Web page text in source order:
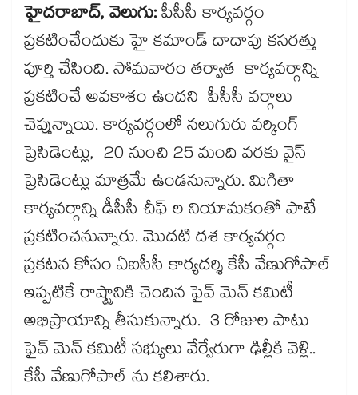
హైదరాబాద్, వెలుగు:పీసీసీ కార్యవర్గం
ప్రకటించేందుకు హై కమాండ్ దాదాపు కసరత్తు
పూర్తి చేసింది. సోమవారం తర్వాత కార్యవర్గాన్ని
ప్రకటించే అవకాశం ఉందని పీసీసీ వర్గాలు
చెప్తున్నాయి. కార్యవర్గంలో నలుగురు వర్కింగ్
ప్రెసిడెంట్లు, 20 నుంచి 25 మంది వరకు వైస్
ప్రెసిడెంట్లు మాత్రమే ఉండనున్నారు. మిగితా
కార్యవర్గాన్ని డీసీసీ చీఫ్ ల నియామకంతో పాటే
ప్రకటించనున్నారు. మొదటి దశ కార్యవర్గం
ప్రకటన కోసం ఏఐసీసీ కార్యదర్శి కేసీ వేణుగోపాల్
ఇప్పటికే రాష్ట్రానికి చెందిన ఫైవ్ మెన్ కమిటీ
అభిప్రాయాన్ని తీసుకున్నారు. 3 రోజుల పాటు
ఫైవ్ మెన్ కమిటీ సభ్యులు వేర్వేరుగా ఢిల్లీకి వెళ్లి..
కేసీ వేణుగోపాల్ ను కలిశారు.